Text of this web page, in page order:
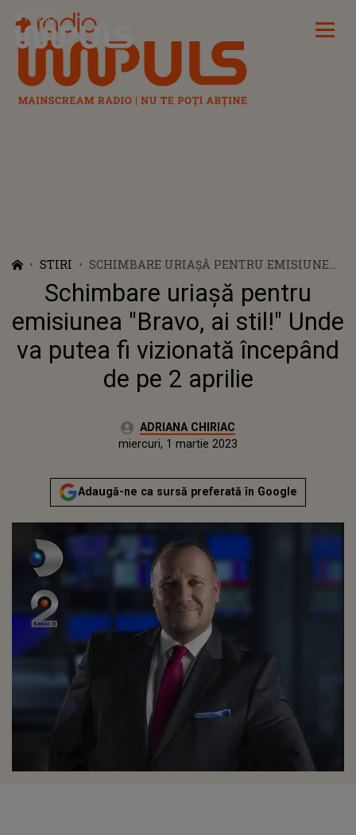
Radio Impuls
STIRI
SCHIMBARE URIAȘĂ PENTRU EMISIUNEA
"BRAVO, AI STIL!" UNDE VA PUTEA FI
VIZIONATĂ ÎNCEPÂND DE PE 2 APRILIE
Schimbare uriașă pentru
emisiunea "Bravo, ai stil!" Unde
va putea fi vizionată începând
de pe 2 aprilie
Autor:ADRIANA CHIRIAC
miercuri, 1 martie 2023Actualizat:
miercuri, 1 martie 2023
Adaugă-ne ca sursă preferată în Google